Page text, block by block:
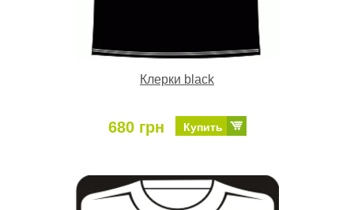
Клерки black
680 грн Купить